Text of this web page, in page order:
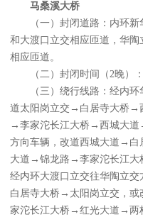
马桑溪大桥
（一）封闭道路：内环
和大渡口立交相应匝道，华
相应匝道。
（二）封闭时间（2晚）
（三）绕行线路：经内
道太阳岗立交→白居寺大桥→
→李家沱长江大桥→西城大道
方向车辆，改道西城大道→
大道→锦龙路→李家沱长江
经内环大渡口立交往华陶立
白居寺大桥→太阳岗立交，
家沱长江大桥→红光大道→两